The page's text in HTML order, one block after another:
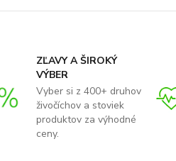
ZĽAVY A ŠIROKÝ
VÝBER
Vyber si z 400+ druhov
živočíchov a stoviek
produktov za výhodné
ceny.